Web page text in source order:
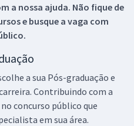
a nossa ajuda. Não fique de
e busque a vaga com
a sua Pós-graduação e
Contribuindo com a
concurso público que
em sua área.